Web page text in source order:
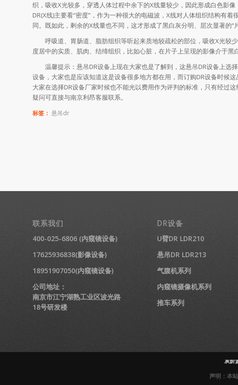
织，吸收X光较多，穿透人体过程中余下的X线量较少，因此形成白色影
DR(X线)主要看“密度”，作为一种很大的电磁波，X线对人体组织结构有
同。既如此，剩余的X线量也不同，这才形成了黑白灰分明、层次显著的“片
呼吸道、胃肠道、脂肪组织等听起来质地较疏松的部位，吸收X光较
度居中的实质、肌肉、结缔组织，比如心脏，在片子上呈现的影像介于黑
温馨提示：悬吊DR设备上现在大家也是了解到，这悬吊DR设备上选
设备，大家也是应该知道这是设备很多地方都在用，而订购DR设备时候
大家在选择DR设备厂家时候也不能光以费用作为评判的标准，只有经过
疑问可直接与南京利昂客服联系。
标签： 悬吊dr
联系我们
400-025-6806 (内窥镜设备)
17625936838(影像设备)
18951907050(内窥镜设备)
公司地址：
南京市江宁湖熟工业区波光路
18号研发楼
DR设备
U臂DR LDR210
悬吊DR LDR213
气腹机系列
内窥镜摄像机系列
推车系列
DR
声明：本